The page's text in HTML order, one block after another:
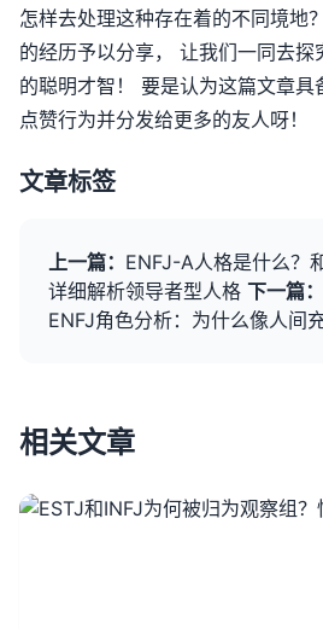
怎样去处理这种存在着的不同境地
的经历予以分享， 让我们一同去
的聪明才智！ 要是认为这篇文章
点赞行为并分发给更多的友人呀！
文章标签
上一篇： ENFJ-A人格是什么？
详细解析领导者型人格 下一篇：
ENFJ角色分析：为什么像人间
相关文章